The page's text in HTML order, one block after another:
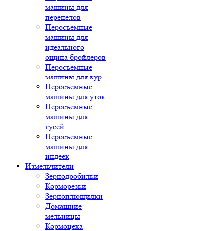
машины для
перепелов
Перосъемные
машины для
идеального
ощипа бройлеров
Перосъемные
машины для кур
Перосъемные
машины для уток
Перосъемные
машины для
гусей
Перосъемные
машины для
индеек
Измельчители
Зернодробилки
Корморезки
Зерноплющилки
Домашние
мельницы
Кормоцеха